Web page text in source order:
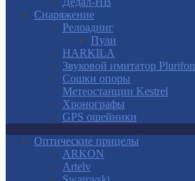
Снаряжение
Релоадинг
Пули
HARKILA
Звуковой имитатор Plurifon
Сошки опоры
Метеостанции Kestrel
Хронографы
GPS ошейники
Оптические прицелы
ARKON
Artelv